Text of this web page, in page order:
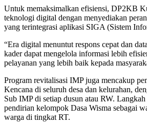
Untuk memaksimalkan efisiensi, DP2KB
teknologi digital dengan menyediakan
yang terintegrasi aplikasi SIGA (Sistem
“Era digital menuntut respons cepat dan
kader dapat mengelola informasi lebih
pelayanan yang lebih baik kepada
Program revitalisasi IMP juga mencakup
Kencana di seluruh desa dan kelurahan,
Sub IMP di setiap dusun atau RW.
pendirian kelompok Dasa Wisma sebagai
warga di tingkat RT.